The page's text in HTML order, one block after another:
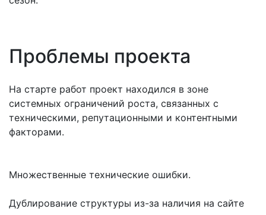
Проблемы проекта
На старте работ проект находился в зоне
системных ограничений роста, связанных с
техническими, репутационными и контентными
факторами.
Множественные технические ошибки.
Дублирование структуры из-за наличия на сайте